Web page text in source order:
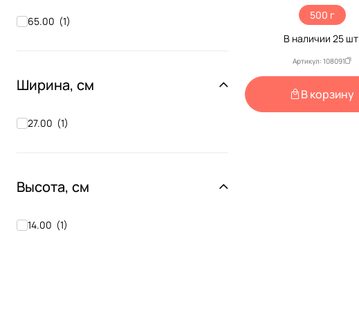
65.00 (1)
Ширина, см
27.00 (1)
Высота, см
14.00 (1)
500 г
В наличии 25
Артикул: 108091
В корзину